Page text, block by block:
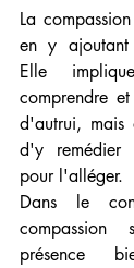
La
en y ajoutant
Elle
comprendre
d'autrui, mais
d'y remédier
pour l'alléger.
Dans le
présence